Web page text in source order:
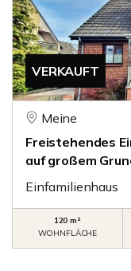
VERKAUFT
Meine
Freistehendes
auf großem
Einfamilienhaus
120 m²
WOHNFLÄCHE